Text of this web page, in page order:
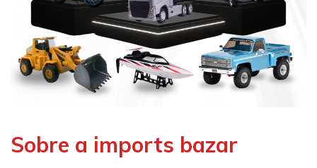
Sobre a imports bazar